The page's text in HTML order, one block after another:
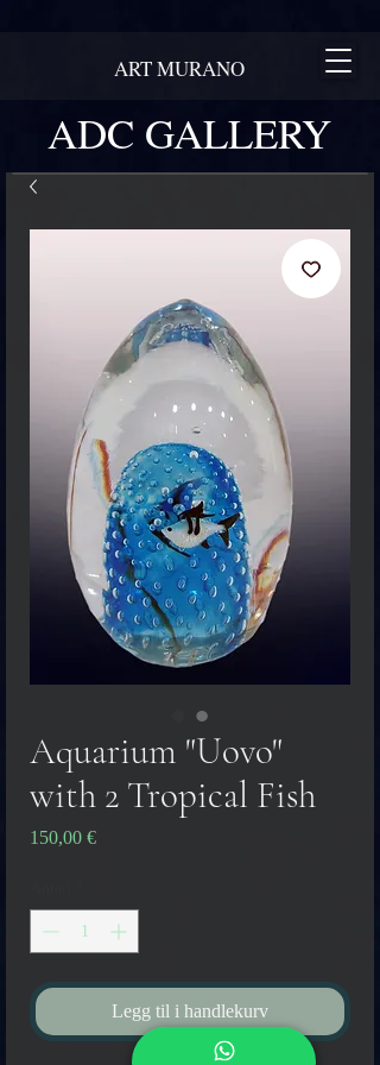
ADC GALLERY
ART MURANO
Aquarium "Uovo"
with 2 Tropical Fish
150,00 €Pris
Legg til i handlekurv